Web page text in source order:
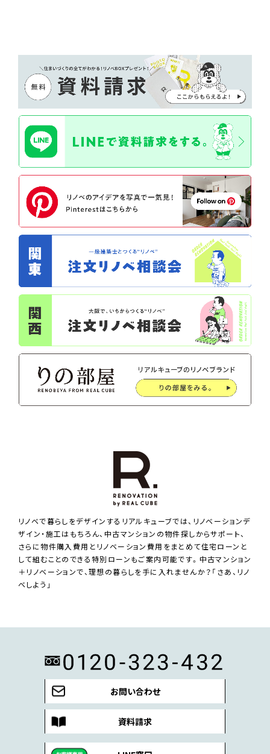
リノベで暮らしをデザインするリアルキューブでは、リノベーションデ
ザイン・施工はもちろん、中古マンションの物件探しからサポート、
さらに物件購入費用とリノベーション費用をまとめて住宅ローンと
して組むことのできる特別ローンもご案内可能です。中古マンション
＋リノベーションで、理想の暮らしを手に入れませんか？「さあ、リノ
ベしよう」
お問い合わせ
資料請求